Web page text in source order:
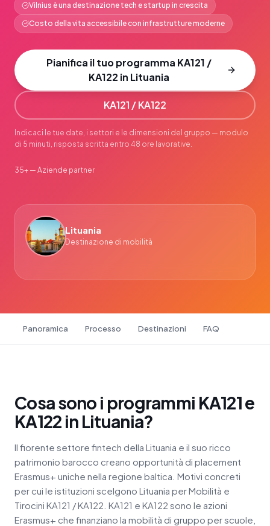
Vilnius è una destinazione tech e startup in crescita
Costo della vita accessibile con infrastrutture moderne
Pianifica il tuo programma KA121 /
KA122 in Lituania
KA121 / KA122
Indicaci le tue date, i settori e le dimensioni del gruppo — modulo
di 5 minuti, risposta scritta entro 48 ore lavorative.
35+ — Aziende partner
Lituania
Destinazione di mobilità
Panoramica Processo Destinazioni FAQ
Cosa sono i programmi KA121 e
KA122 in Lituania?
Il fiorente settore fintech della Lituania e il suo ricco
patrimonio barocco creano opportunità di placement
Erasmus+ uniche nella regione baltica. Motivi concreti
per cui le istituzioni scelgono Lituania per Mobilità e
Tirocini KA121 / KA122. KA121 e KA122 sono le azioni
Erasmus+ che finanziano la mobilità di gruppo per scuole,